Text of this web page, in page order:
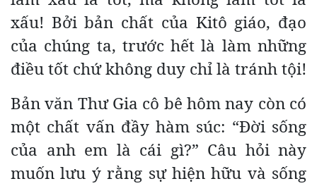
xấu! Bởi bản chất của Kitô giáo, đạo
của chúng ta, trước hết là làm những
điều tốt chứ không duy chỉ là tránh tội!
Bản văn Thư Gia cô bê hôm nay còn có
một chất vấn đầy hàm súc: “Đời sống
của anh em là cái gì?” Câu hỏi này
muốn lưu ý rằng sự hiện hữu và sống